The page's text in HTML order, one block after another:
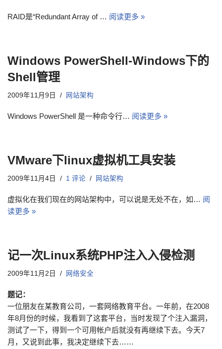
RAID是“Redundant Array of … 阅读更多 »
Windows PowerShell-Windows下的
Shell管理
2009年11月9日 网站架构
Windows PowerShell 是一种命令行… 阅读更多 »
VMware下linux虚拟机工具安装
2009年11月4日 1 评论 网站架构
虚拟化在我们现在的网站架构中，可以说是无处不在，如… 阅
读更多 »
记一次Linux系统PHP注入入侵检测
2009年11月2日 网络安全
题记：
一位朋友在某教育公司，一套网络教育平台。一年前，在2008
年8月份的时候，我看到了这套平台，当时发现了个注入漏洞，
测试了一下，得到一个可用帐户后就没有再继续下去。今天7
月，又说到此事，我决定继续下去……